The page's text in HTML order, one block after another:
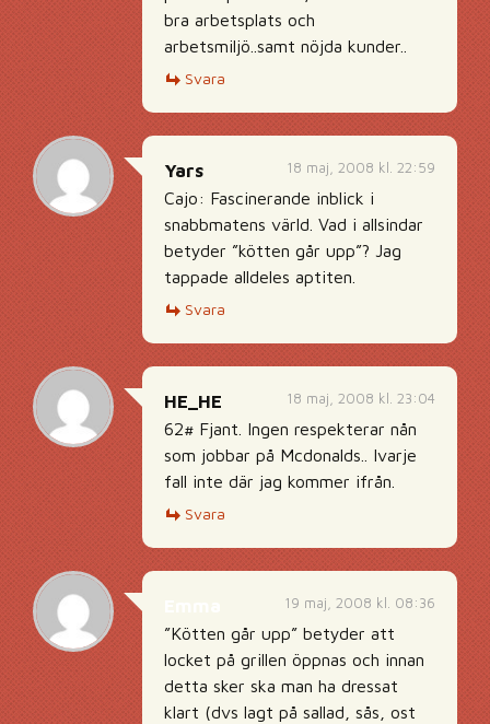
bra arbetsplats och
arbetsmiljö..samt nöjda kunder..
Svara
18 maj, 2008 kl. 22:59
Yars
Cajo: Fascinerande inblick i
snabbmatens värld. Vad i allsindar
betyder ”kötten går upp”? Jag
tappade alldeles aptiten.
Svara
18 maj, 2008 kl. 23:04
HE_HE
62# Fjant. Ingen respekterar nån
som jobbar på Mcdonalds.. Ivarje
fall inte där jag kommer ifrån.
Svara
19 maj, 2008 kl. 08:36
”Kötten går upp” betyder att
locket på grillen öppnas och innan
detta sker ska man ha dressat
klart (dvs lagt på sallad, sås, ost